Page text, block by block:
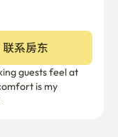
联系房东
guests feel at
is my